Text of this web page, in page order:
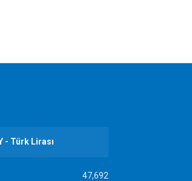
- Türk Lirası
47,692